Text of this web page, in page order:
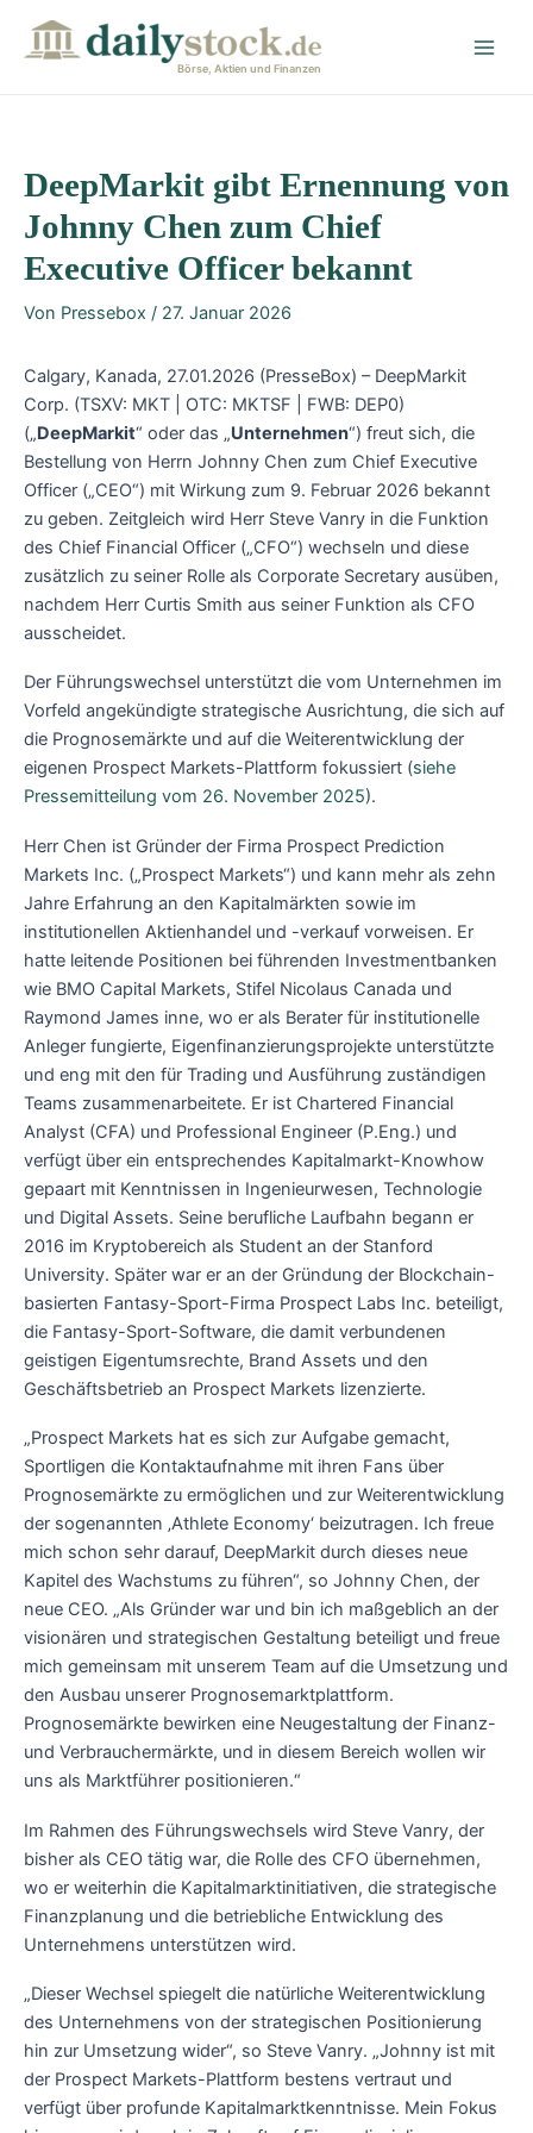
Börse, Aktien und Finanzen
DeepMarkit gibt Ernennung von
Johnny Chen zum Chief
Executive Officer bekannt
Von Pressebox / 27. Januar 2026
Calgary, Kanada, 27.01.2026 (PresseBox) – DeepMarkit
Corp. (TSXV: MKT | OTC: MKTSF | FWB: DEP0)
(„DeepMarkit“ oder das „Unternehmen“) freut sich, die
Bestellung von Herrn Johnny Chen zum Chief Executive
Officer („CEO“) mit Wirkung zum 9. Februar 2026 bekannt
zu geben. Zeitgleich wird Herr Steve Vanry in die Funktion
des Chief Financial Officer („CFO“) wechseln und diese
zusätzlich zu seiner Rolle als Corporate Secretary ausüben,
nachdem Herr Curtis Smith aus seiner Funktion als CFO
ausscheidet.
Der Führungswechsel unterstützt die vom Unternehmen im
Vorfeld angekündigte strategische Ausrichtung, die sich auf
die Prognosemärkte und auf die Weiterentwicklung der
eigenen Prospect Markets-Plattform fokussiert (siehe
Pressemitteilung vom 26. November 2025).
Herr Chen ist Gründer der Firma Prospect Prediction
Markets Inc. („Prospect Markets“) und kann mehr als zehn
Jahre Erfahrung an den Kapitalmärkten sowie im
institutionellen Aktienhandel und -verkauf vorweisen. Er
hatte leitende Positionen bei führenden Investmentbanken
wie BMO Capital Markets, Stifel Nicolaus Canada und
Raymond James inne, wo er als Berater für institutionelle
Anleger fungierte, Eigenfinanzierungsprojekte unterstützte
und eng mit den für Trading und Ausführung zuständigen
Teams zusammenarbeitete. Er ist Chartered Financial
Analyst (CFA) und Professional Engineer (P.Eng.) und
verfügt über ein entsprechendes Kapitalmarkt-Knowhow
gepaart mit Kenntnissen in Ingenieurwesen, Technologie
und Digital Assets. Seine berufliche Laufbahn begann er
2016 im Kryptobereich als Student an der Stanford
University. Später war er an der Gründung der Blockchain-
basierten Fantasy-Sport-Firma Prospect Labs Inc. beteiligt,
die Fantasy-Sport-Software, die damit verbundenen
geistigen Eigentumsrechte, Brand Assets und den
Geschäftsbetrieb an Prospect Markets lizenzierte.
„Prospect Markets hat es sich zur Aufgabe gemacht,
Sportligen die Kontaktaufnahme mit ihren Fans über
Prognosemärkte zu ermöglichen und zur Weiterentwicklung
der sogenannten ‚Athlete Economy‘ beizutragen. Ich freue
mich schon sehr darauf, DeepMarkit durch dieses neue
Kapitel des Wachstums zu führen“, so Johnny Chen, der
neue CEO. „Als Gründer war und bin ich maßgeblich an der
visionären und strategischen Gestaltung beteiligt und freue
mich gemeinsam mit unserem Team auf die Umsetzung und
den Ausbau unserer Prognosemarktplattform.
Prognosemärkte bewirken eine Neugestaltung der Finanz-
und Verbrauchermärkte, und in diesem Bereich wollen wir
uns als Marktführer positionieren.“
Im Rahmen des Führungswechsels wird Steve Vanry, der
bisher als CEO tätig war, die Rolle des CFO übernehmen,
wo er weiterhin die Kapitalmarktinitiativen, die strategische
Finanzplanung und die betriebliche Entwicklung des
Unternehmens unterstützen wird.
„Dieser Wechsel spiegelt die natürliche Weiterentwicklung
des Unternehmens von der strategischen Positionierung
hin zur Umsetzung wider“, so Steve Vanry. „Johnny ist mit
der Prospect Markets-Plattform bestens vertraut und
verfügt über profunde Kapitalmarktkenntnisse. Mein Fokus